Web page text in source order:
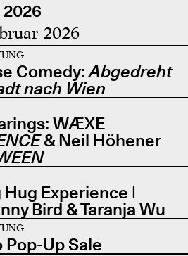
2026
Comedy:Abgedreht
nach Wien
WÆXE
& Neil Höhener
Hug Experience |
Bird & Taranja Wu
Up Sale